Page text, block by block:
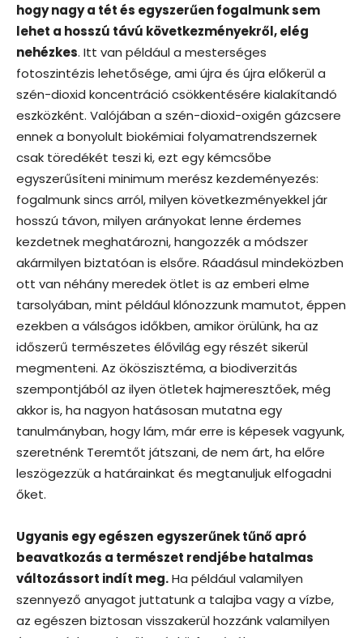
hogy nagy a tét és egyszerűen fogalmunk sem
lehet a hosszú távú következményekről, elég
nehézkes. Itt van például a mesterséges
fotoszintézis lehetősége, ami újra és újra előkerül a
szén-dioxid koncentráció csökkentésére kialakítandó
eszközként. Valójában a szén-dioxid-oxigén gázcsere
ennek a bonyolult biokémiai folyamatrendszernek
csak töredékét teszi ki, ezt egy kémcsőbe
egyszerűsíteni minimum merész kezdeményezés:
fogalmunk sincs arról, milyen következményekkel jár
hosszú távon, milyen arányokat lenne érdemes
kezdetnek meghatározni, hangozzék a módszer
akármilyen biztatóan is elsőre. Ráadásul mindeközben
ott van néhány meredek ötlet is az emberi elme
tarsolyában, mint például klónozzunk mamutot, éppen
ezekben a válságos időkben, amikor örülünk, ha az
időszerű természetes élővilág egy részét sikerül
megmenteni. Az ököszisztéma, a biodiverzitás
szempontjából az ilyen ötletek hajmeresztőek, még
akkor is, ha nagyon hatásosan mutatna egy
tanulmányban, hogy lám, már erre is képesek vagyunk,
szeretnénk Teremtőt játszani, de nem árt, ha előre
leszögezzük a határainkat és megtanuljuk elfogadni
őket.
Ugyanis egy egészen egyszerűnek tűnő apró
beavatkozás a természet rendjébe hatalmas
változássort indít meg.Ha például valamilyen
szennyező anyagot juttatunk a talajba vagy a vízbe,
az egészen biztosan visszakerül hozzánk valamilyen